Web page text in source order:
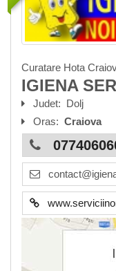
Curatare Hota
IGIENA
Judet: Dolj
Oras: Craiova